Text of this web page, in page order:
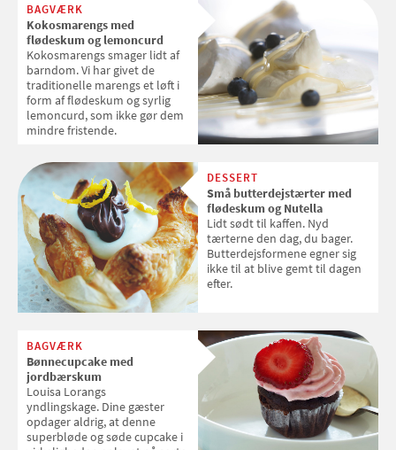
BAGVÆRK
Kokosmarengs med
flødeskum og lemoncurd
Kokosmarengs smager lidt af
barndom. Vi har givet de
traditionelle marengs et løft i
form af flødeskum og syrlig
lemoncurd, som ikke gør dem
mindre fristende.
DESSERT
Små butterdejstærter med
flødeskum og Nutella
Lidt sødt til kaffen. Nyd
tærterne den dag, du bager.
Butterdejsformene egner sig
ikke til at blive gemt til dagen
efter.
BAGVÆRK
Bønnecupcake med
jordbærskum
Louisa Lorangs
yndlingskage. Dine gæster
opdager aldrig, at denne
superbløde og søde cupcake i